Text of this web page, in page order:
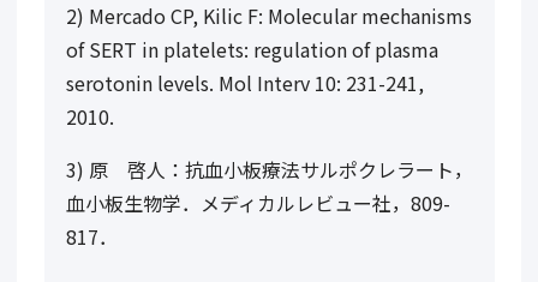
2) Mercado CP, Kilic F: Molecular mechanisms
of SERT in platelets: regulation of plasma
serotonin levels. Mol Interv 10: 231-241,
2010.
3) 原 啓人：抗血小板療法サルポクレラート，
血小板生物学．メディカルレビュー社，809-
817．